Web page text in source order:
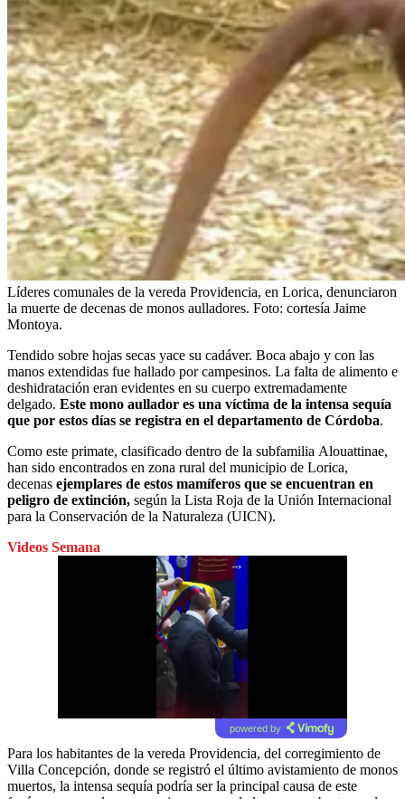
Líderes comunales de la vereda Providencia, en Lorica, denunciaron
la muerte de decenas de monos aulladores. Foto: cortesía Jaime
Montoya.
Tendido sobre hojas secas yace su cadáver. Boca abajo y con las
manos extendidas fue hallado por campesinos. La falta de alimento e
deshidratación eran evidentes en su cuerpo extremadamente
delgado. Este mono aullador es una víctima de la intensa sequía
que por estos días se registra en el departamento de Córdoba.
Como este primate, clasificado dentro de la subfamilia Alouattinae,
han sido encontrados en zona rural del municipio de Lorica,
decenas ejemplares de estos mamíferos que se encuentran en
peligro de extinción, según la Lista Roja de la Unión Internacional
para la Conservación de la Naturaleza (UICN).
Videos Semana
powered by
Para los habitantes de la vereda Providencia, del corregimiento de
Villa Concepción, donde se registró el último avistamiento de monos
muertos, la intensa sequía podría ser la principal causa de este